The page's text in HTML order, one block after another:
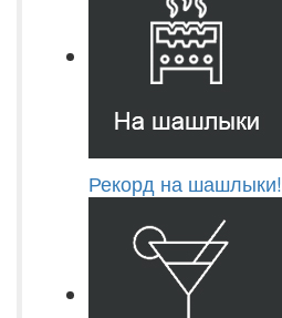
Рекорд на шашлыки!